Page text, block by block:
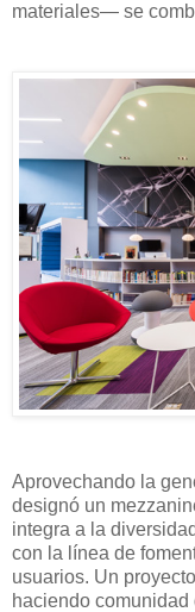
materiales— se
Aprovechando la
designó un
integra a la
con la línea de
usuarios. Un
haciendo